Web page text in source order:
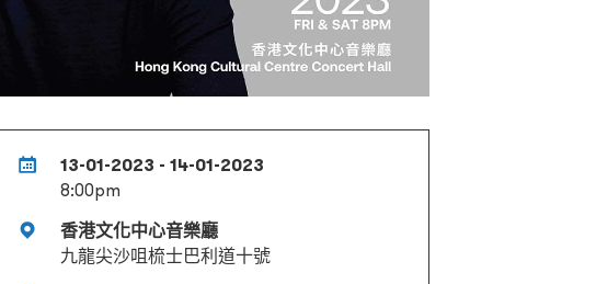
13-01-2023 - 14-01-2023
8:00pm
香港文化中心音樂廳
九龍尖沙咀梳士巴利道十號